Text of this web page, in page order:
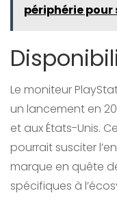
périphérie pour
Le moniteur
un lancement en
et aux États-Unis.
pourrait susciter
marque en quête
spécifiques à